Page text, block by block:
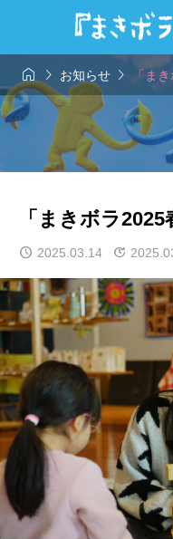
 お知らせ  「ま
「まきボラ
2025.03.14